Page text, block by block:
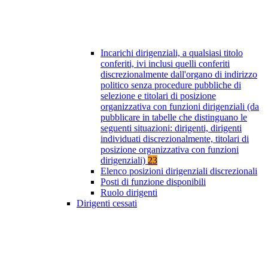
Incarichi dirigenziali, a qualsiasi titolo
conferiti, ivi inclusi quelli conferiti
discrezionalmente dall'organo di indirizzo
politico senza procedure pubbliche di
selezione e titolari di posizione
organizzativa con funzioni dirigenziali (da
pubblicare in tabelle che distinguano le
seguenti situazioni: dirigenti, dirigenti
individuati discrezionalmente, titolari di
posizione organizzativa con funzioni
dirigenziali) 23
Elenco posizioni dirigenziali discrezionali
Posti di funzione disponibili
Ruolo dirigenti
Dirigenti cessati